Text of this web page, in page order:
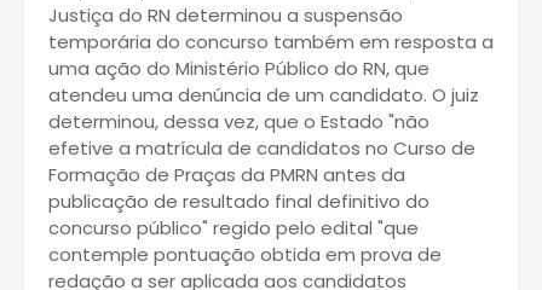
Justiça do RN determinou a suspensão
temporária do concurso também em resposta a
uma ação do Ministério Público do RN, que
atendeu uma denúncia de um candidato. O juiz
determinou, dessa vez, que o Estado "não
efetive a matrícula de candidatos no Curso de
Formação de Praças da PMRN antes da
publicação de resultado final definitivo do
concurso público" regido pelo edital "que
contemple pontuação obtida em prova de
redação a ser aplicada aos candidatos